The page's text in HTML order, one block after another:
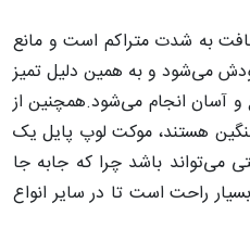
به شدت متراکم است و مانع
می‌شود و به همین دلیل تمیز
آسان انجام می‌شود.همچنین از
هستند، موکت لوپ پایل یک
می‌تواند باشد چرا که جابه جا
راحت است تا در سایر انواع